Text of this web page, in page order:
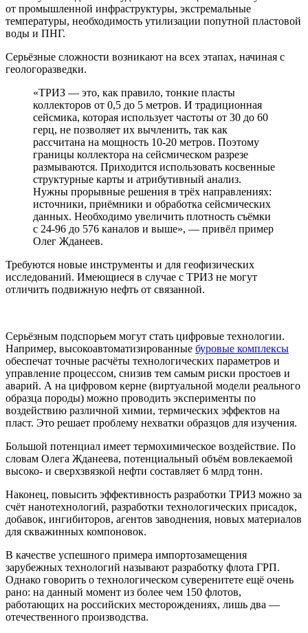
от промышленной инфраструктуры, экстремальные
температуры, необходимость утилизации попутной пластовой
воды и ПНГ.
Серьёзные сложности возникают на всех этапах, начиная с
геологоразведки.
«ТРИЗ — это, как правило, тонкие пласты
коллекторов от 0,5 до 5 метров. И традиционная
сейсмика, которая использует частоты от 30 до 60
герц, не позволяет их вычленить, так как
рассчитана на мощность 10-20 метров. Поэтому
границы коллектора на сейсмическом разрезе
размываются. Приходится использовать косвенные
структурные карты и атрибутивный анализ.
Нужны прорывные решения в трёх направлениях:
источники, приёмники и обработка сейсмических
данных. Необходимо увеличить плотность съёмки
с 24-96 до 576 каналов и выше», — привёл пример
Олег Жданеев.
Требуются новые инструменты и для геофизических
исследований. Имеющиеся в случае с ТРИЗ не могут
отличить подвижную нефть от связанной.
Серьёзным подспорьем могут стать цифровые технологии.
Например, высокоавтоматизированные буровые комплексы
обеспечат точные расчёты технологических параметров и
управление процессом, снизив тем самым риски простоев и
аварий. А на цифровом керне (виртуальной модели реального
образца породы) можно проводить эксперименты по
воздействию различной химии, термических эффектов на
пласт. Это решает проблему нехватки образцов для изучения.
Большой потенциал имеет термохимическое воздействие. По
словам Олега Жданеева, потенциальный объём вовлекаемой
высоко- и сверхзвязкой нефти составляет 6 млрд тонн.
Наконец, повысить эффективность разработки ТРИЗ можно за
счёт нанотехнологий, разработки технологических присадок,
добавок, ингибиторов, агентов заводнения, новых материалов
для скважинных компоновок.
В качестве успешного примера импортозамещения
зарубежных технологий называют разработку флота ГРП.
Однако говорить о технологическом суверенитете ещё очень
рано: на данный момент из более чем 150 флотов,
работающих на российских месторождениях, лишь два —
отечественного производства.